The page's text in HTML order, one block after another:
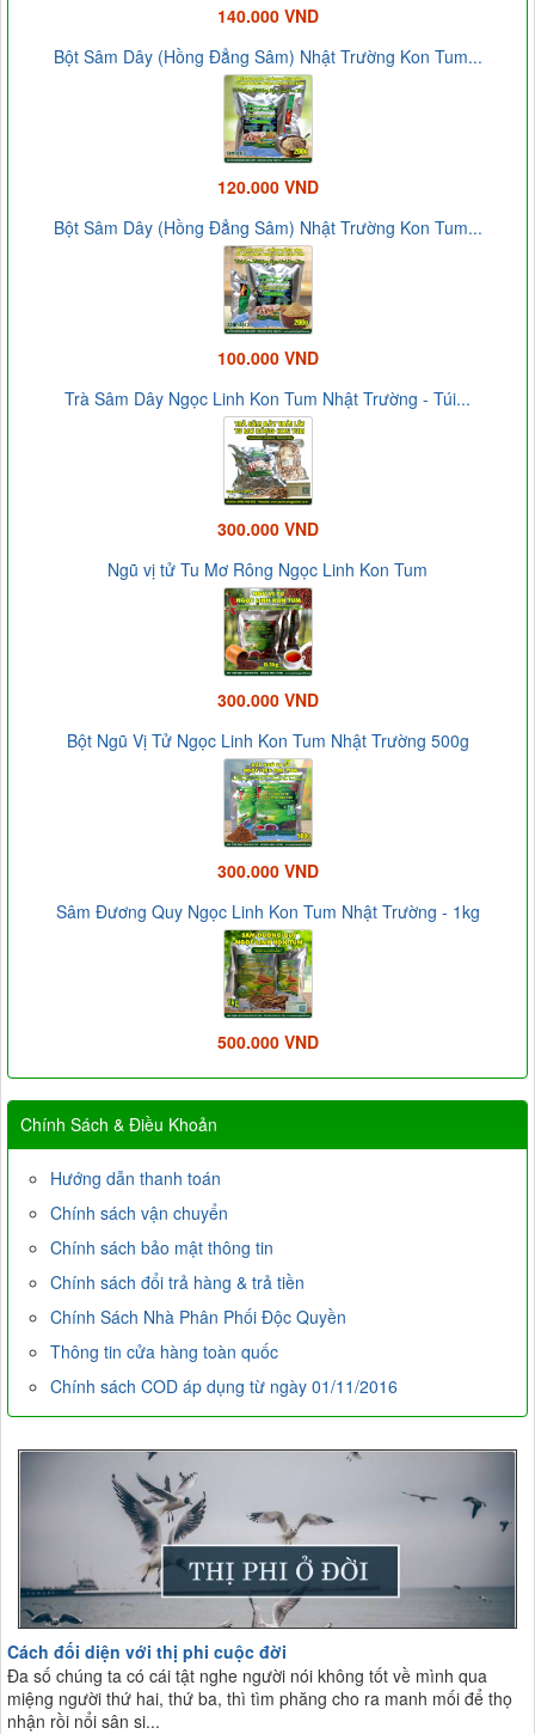
140.000 VND
Bột Sâm Dây (Hồng Đẳng Sâm) Nhật Trường Kon Tum...
120.000 VND
Bột Sâm Dây (Hồng Đẳng Sâm) Nhật Trường Kon Tum...
100.000 VND
Trà Sâm Dây Ngọc Linh Kon Tum Nhật Trường - Túi...
300.000 VND
Ngũ vị tử Tu Mơ Rông Ngọc Linh Kon Tum
300.000 VND
Bột Ngũ Vị Tử Ngọc Linh Kon Tum Nhật Trường 500g
300.000 VND
Sâm Đương Quy Ngọc Linh Kon Tum Nhật Trường - 1kg
500.000 VND
Chính Sách & Điều Khoản
Hướng dẫn thanh toán
Chính sách vận chuyển
Chính sách bảo mật thông tin
Chính sách đổi trả hàng & trả tiền
Chính Sách Nhà Phân Phối Độc Quyền
Thông tin cửa hàng toàn quốc
Chính sách COD áp dụng từ ngày 01/11/2016
Cách đối diện với thị phi cuộc đời
Đa số chúng ta có cái tật nghe người nói không tốt về mình qua
miệng người thứ hai, thứ ba, thì tìm phăng cho ra manh mối để thọ
nhận rồi nổi sân si...